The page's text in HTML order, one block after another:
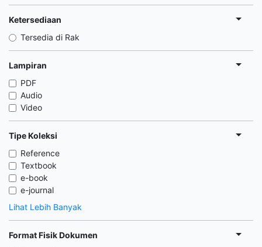
Ketersediaan
Tersedia di Rak
Lampiran
PDF
Audio
Video
Tipe Koleksi
Reference
Textbook
e-book
e-journal
Lihat Lebih Banyak
Format Fisik Dokumen